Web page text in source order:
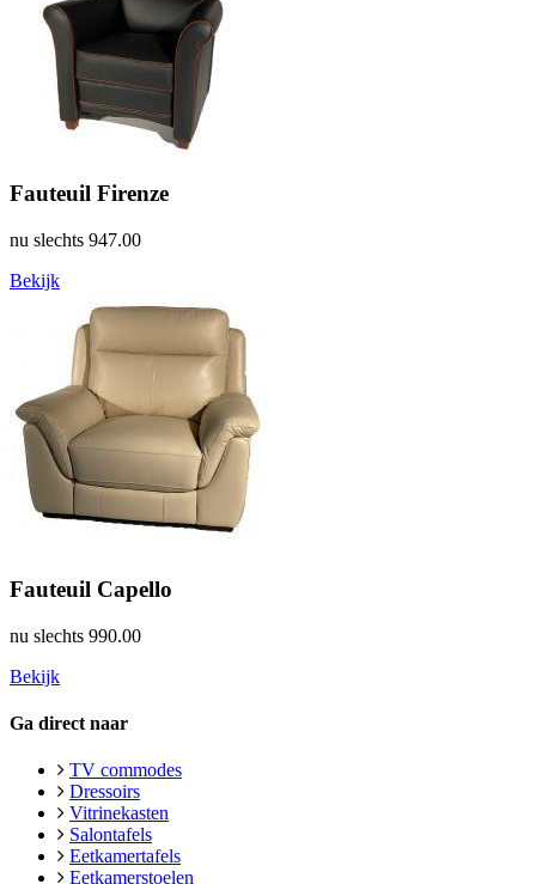
Fauteuil Firenze
nu slechts 947.00
Bekijk
Fauteuil Capello
nu slechts 990.00
Bekijk
Ga direct naar
TV commodes
Dressoirs
Vitrinekasten
Salontafels
Eetkamertafels
Eetkamerstoelen